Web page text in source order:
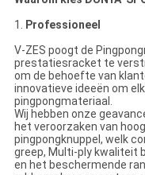
1. Professioneel
V-ZES poogt de
prestatiesracket te
om de behoefte van
innovatieve ideeën om
pingpongmateriaal.
Wij hebben onze
het veroorzaken van
pingpongknuppel, welk
greep, Multi-ply kwaliteit
en het beschermende